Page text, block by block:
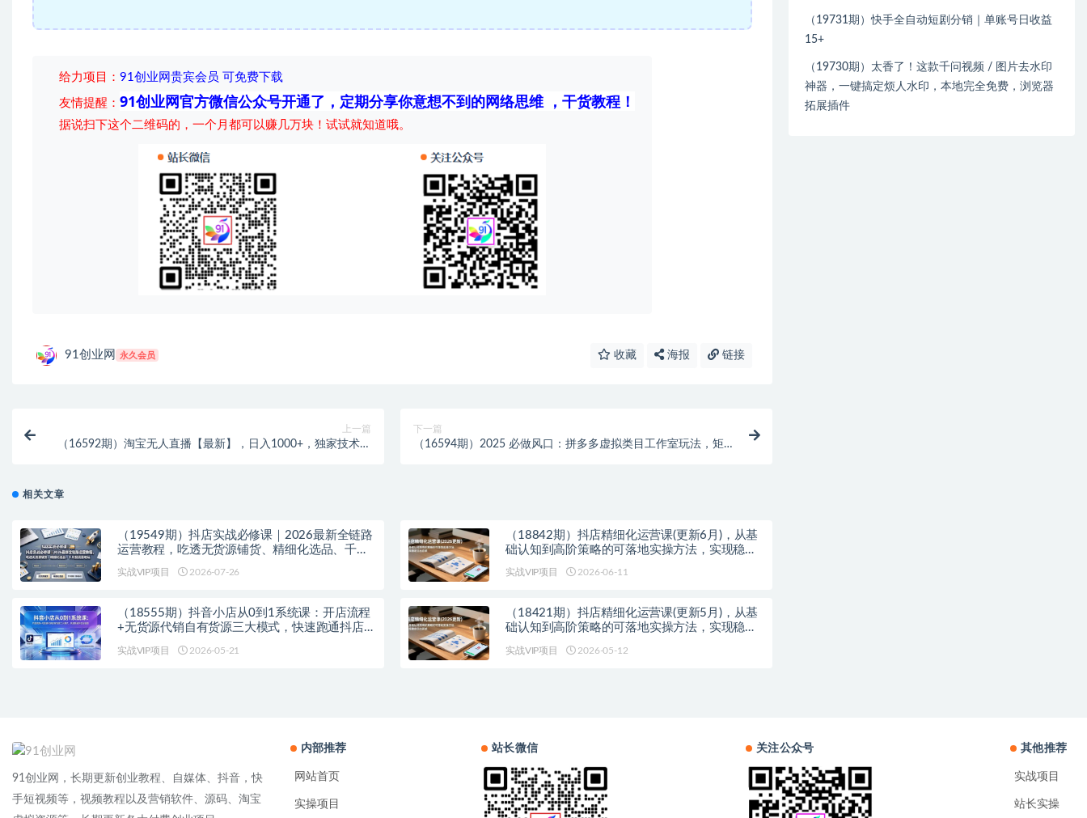
给力项目 ： 91创业网贵宾会员 可免费下载
友情提醒： 91创业网官方微信公众号开通了，定期分享你意想不到的网络思维 ，干货教程！
据说扫下这个二维码的，一个月都可以赚几万块！试试就知道哦。
91创业网 永久会员 收藏 海报 链接
上一篇
（16592期）淘宝无人直播【最新】，日入1000+，独家技术，
下一篇
（16594期）2025 必做风口：拼多多虚拟类目工作室玩法，矩阵
相关文章
（19549期）抖店实战必修课｜2026最新全链路
运营教程，吃透无货源铺货、精细化选品、千川
实战VIP项目 2026-07-26
（18842期）抖店精细化运营课(更新6月)，从基
础认知到高阶策略的可落地实操方法，实现稳定
实战VIP项目 2026-06-11
（18555期）抖音小店从0到1系统课：开店流程
+无货源代销自有货源三大模式，快速跑通抖店全
实战VIP项目 2026-05-21
（18421期）抖店精细化运营课(更新5月)，从基
础认知到高阶策略的可落地实操方法，实现稳定
实战VIP项目 2026-05-12
（19731期）快手全自动短剧分销｜单账号日收益
15+
（19730期）太香了！这款千问视频 / 图片去水印
神器，一键搞定烦人水印，本地完全免费，浏览器
拓展插件
91创业网，长期更新创业教程、自媒体、抖音，快
手短视频等，视频教程以及营销软件、源码、淘宝
内部推荐
网站首页
实操项目
站长微信 关注公众号 其他推荐
实战项目
站长实操